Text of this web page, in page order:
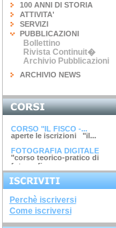
100 ANNI DI STORIA
ATTIVITA'
SERVIZI
PUBBLICAZIONI
Bollettino
Rivista Continuit�
Archivio Pubblicazioni
ARCHIVIO NEWS
INGEGNERIA DEL...
terminato il corso di 20 ore...
CORSO "IL FISCO -...
aperte le iscrizioni "il...
FOTOGRAFIA DIGITALE
"corso teorico-pratico di
fotografia...
ARGINI, SPONDE E...
corso di 4 ore argini, spinde
e...
avviato il corso di 28 ore...
SISTEMI COSTRUTTIVI...
terminato il corso di 32 ore...
Perchè iscriversi
Come iscriversi